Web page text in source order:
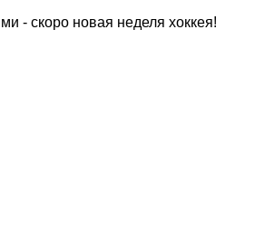
- скоро новая неделя хоккея!